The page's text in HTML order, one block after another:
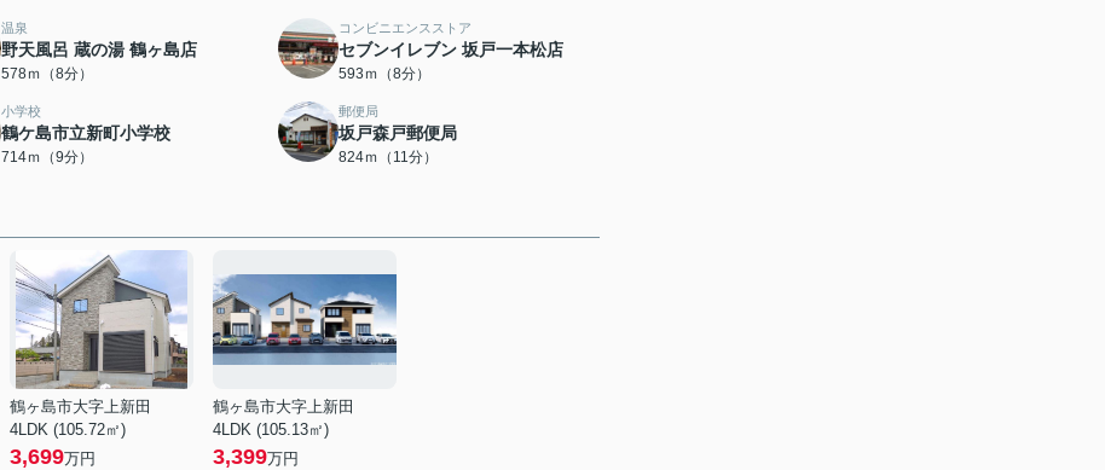
温泉
野天風呂 蔵の湯 鶴ヶ島店
578ｍ（8分）
コンビニエンスストア
セブンイレブン 坂戸一本松店
593ｍ（8分）
小学校
鶴ケ島市立新町小学校
714ｍ（9分）
郵便局
坂戸森戸郵便局
824ｍ（11分）
鶴ヶ島市大字上新田
4LDK (105.72㎡)
3,699万円
鶴ヶ島市大字上新田
4LDK (105.13㎡)
3,399万円